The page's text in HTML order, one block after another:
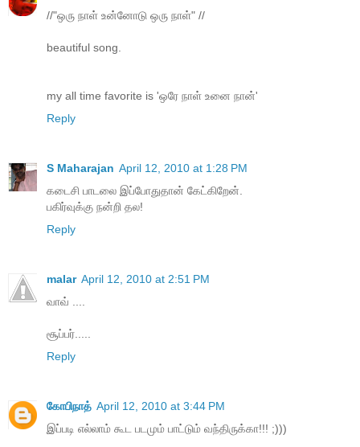
//"ஒரு நாள் உன்னோடு ஒரு நாள்" //
beautiful song.
my all time favorite is 'ஒரே நாள் உனை நான்'
Reply
S Maharajan April 12, 2010 at 1:28 PM
கடைசி பாடலை இப்போதுதான் கேட்கிறேன்.
பகிர்வுக்கு நன்றி தல!
Reply
malar April 12, 2010 at 2:51 PM
வாவ் ....
சூப்பர்.....
Reply
கோபிநாத் April 12, 2010 at 3:44 PM
இப்படி எல்லாம் கூட படமும் பாட்டும் வந்திருக்கா!!! ;)))